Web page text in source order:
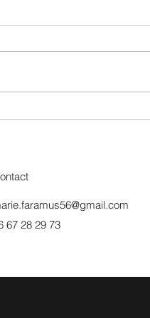
et
lait d'or
67 28 29 73